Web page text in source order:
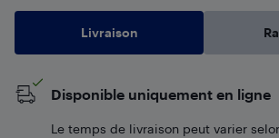
Livraison
Disponible uniquement en ligne
Le temps de livraison peut varier